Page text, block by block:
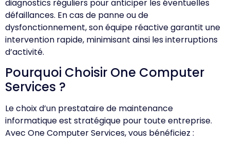
diagnostics réguliers pour anticiper les éventuelles
défaillances. En cas de panne ou de
dysfonctionnement, son équipe réactive garantit une
intervention rapide, minimisant ainsi les interruptions
d’activité.
Pourquoi Choisir One Computer
Services ?
Le choix d’un prestataire de maintenance
informatique est stratégique pour toute entreprise.
Avec One Computer Services, vous bénéficiez :